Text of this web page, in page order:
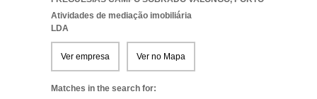
Atividades de mediação imobiliária
LDA
Ver empresa Ver no Mapa
Matches in the search for: